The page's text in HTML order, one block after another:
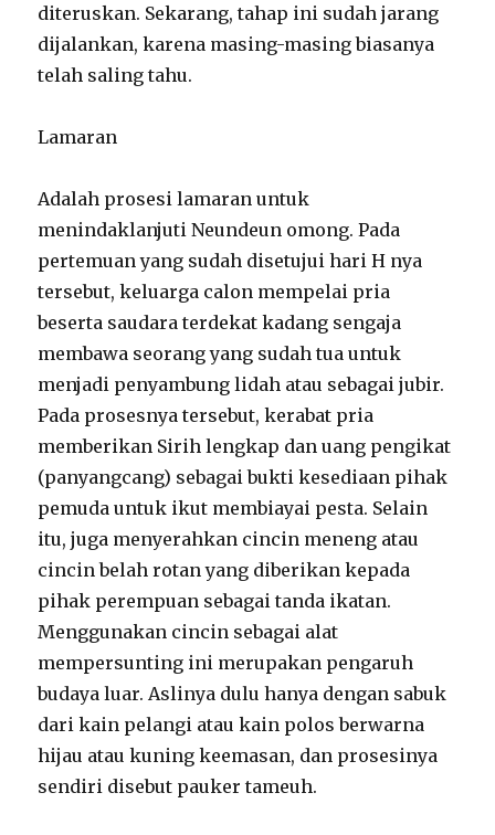
diteruskan. Sekarang, tahap ini sudah jarang
dijalankan, karena masing-masing biasanya
telah saling tahu.
Lamaran
Adalah prosesi lamaran untuk
menindaklanjuti Neundeun omong. Pada
pertemuan yang sudah disetujui hari H nya
tersebut, keluarga calon mempelai pria
beserta saudara terdekat kadang sengaja
membawa seorang yang sudah tua untuk
menjadi penyambung lidah atau sebagai jubir.
Pada prosesnya tersebut, kerabat pria
memberikan Sirih lengkap dan uang pengikat
(panyangcang) sebagai bukti kesediaan pihak
pemuda untuk ikut membiayai pesta. Selain
itu, juga menyerahkan cincin meneng atau
cincin belah rotan yang diberikan kepada
pihak perempuan sebagai tanda ikatan.
Menggunakan cincin sebagai alat
mempersunting ini merupakan pengaruh
budaya luar. Aslinya dulu hanya dengan sabuk
dari kain pelangi atau kain polos berwarna
hijau atau kuning keemasan, dan prosesinya
sendiri disebut pauker tameuh.